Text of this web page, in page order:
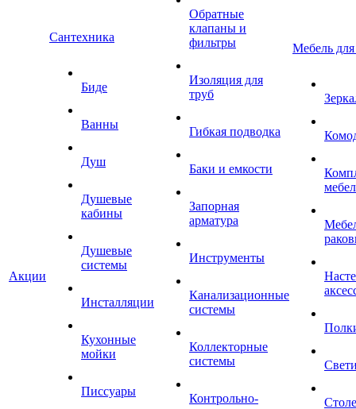
Акции
Сантехника
Биде
Ванны
Душ
Душевые
кабины
Душевые
системы
Инсталляции
Кухонные
мойки
Писсуары
Обратные
клапаны и
фильтры
Изоляция для
труб
Гибкая подводка
Баки и емкости
Запорная
арматура
Инструменты
Канализационные
системы
Коллекторные
системы
Контрольно-
Мебель